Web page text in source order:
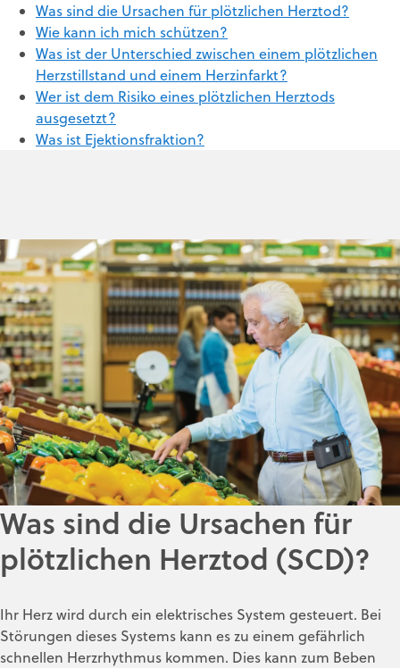
Was sind die Ursachen für plötzlichen Herztod?
Wie kann ich mich schützen?
Was ist der Unterschied zwischen einem plötzlichen
Herzstillstand und einem Herzinfarkt?
Wer ist dem Risiko eines plötzlichen Herztods
ausgesetzt?
Was ist Ejektionsfraktion?
Was sind die Ursachen für
plötzlichen Herztod (SCD)?
Ihr Herz wird durch ein elektrisches System gesteuert. Bei
Störungen dieses Systems kann es zu einem gefährlich
schnellen Herzrhythmus kommen. Dies kann zum Beben